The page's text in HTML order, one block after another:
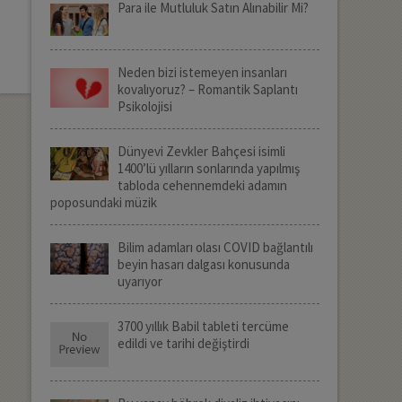
Para ile Mutluluk Satın Alınabilir Mi?
Neden bizi istemeyen insanları
kovalıyoruz? – Romantik Saplantı
Psikolojisi
Dünyevi Zevkler Bahçesi isimli
1400’lü yılların sonlarında yapılmış
tabloda cehennemdeki adamın
poposundaki müzik
Bilim adamları olası COVID bağlantılı
beyin hasarı dalgası konusunda
uyarıyor
3700 yıllık Babil tableti tercüme
edildi ve tarihi değiştirdi